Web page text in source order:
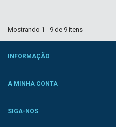
Mostrando 1 - 9 de 9 itens
INFORMAÇÃO
A MINHA CONTA
SIGA-NOS